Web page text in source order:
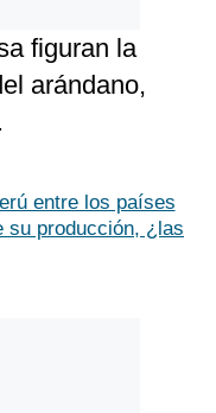
figuran la
arándano,
entre los países
su producción, ¿las